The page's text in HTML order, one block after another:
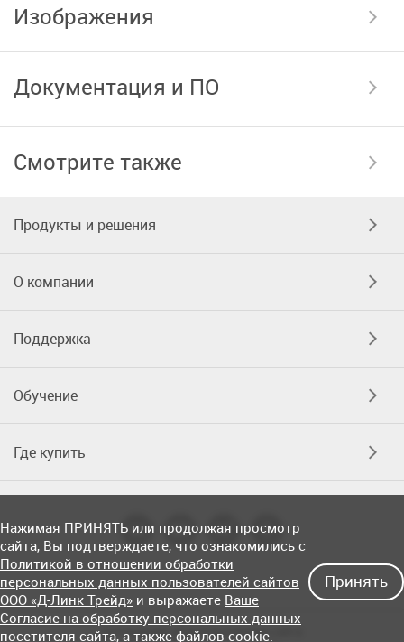
Изображения
Документация и ПО
Смотрите также
Продукты и решения
О компании
Поддержка
Обучение
Где купить
Соглашение об использовании сайта
Нажимая ПРИНЯТЬ или продолжая просмотр
сайта, Вы подтверждаете, что ознакомились с
Политикой в отношении обработки
персональных данных пользователей сайтов
ООО «Д-Линк Трейд» и выражаете Ваше
Согласие на обработку персональных данных
посетителя сайта, а также файлов cookie.
Принять